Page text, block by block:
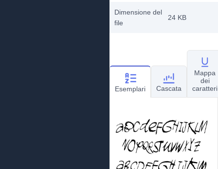
Dimensione del
file
24 KB
Esemplari Cascata
Mappa
dei
caratteri